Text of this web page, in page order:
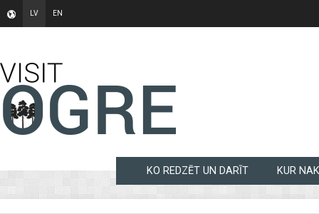
LV EN
KO REDZĒT UN DARĪT KUR